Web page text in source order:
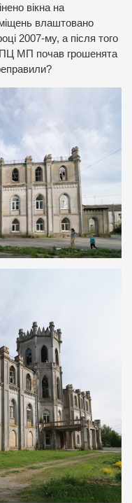
вікна на
влаштовано
2007-му, а після того
МП почав грошенята